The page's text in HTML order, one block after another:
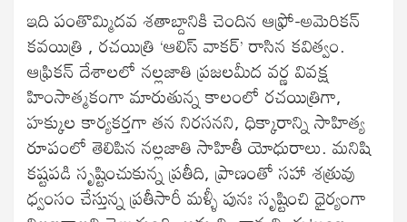
ఇది పంతొమ్మిదవ శతాబ్దానికి చెందిన ఆఫ్రో-అమెరికన్
కవయిత్రి , రచయిత్రి ‘ఆలిస్ వాకర్’ రాసిన కవిత్వం.
ఆఫ్రికన్ దేశాలలో నల్లజాతి ప్రజలమీద వర్ణ వివక్ష
హింసాత్మకంగా మారుతున్న కాలంలో రచయిత్రిగా,
హక్కుల కార్యకర్తగా తన నిరసనని, ధిక్కారాన్ని సాహిత్య
రూపంలో తెలిపిన నల్లజాతి సాహితీ యోధురాలు. మనిషి
కష్టపడి సృష్టించుకున్న ప్రతీది, ప్రాణంతో సహా శత్రువు
ధ్వంసం చేస్తున్న ప్రతీసారీ మళ్ళీ పునః సృష్టించి ధైర్యంగా